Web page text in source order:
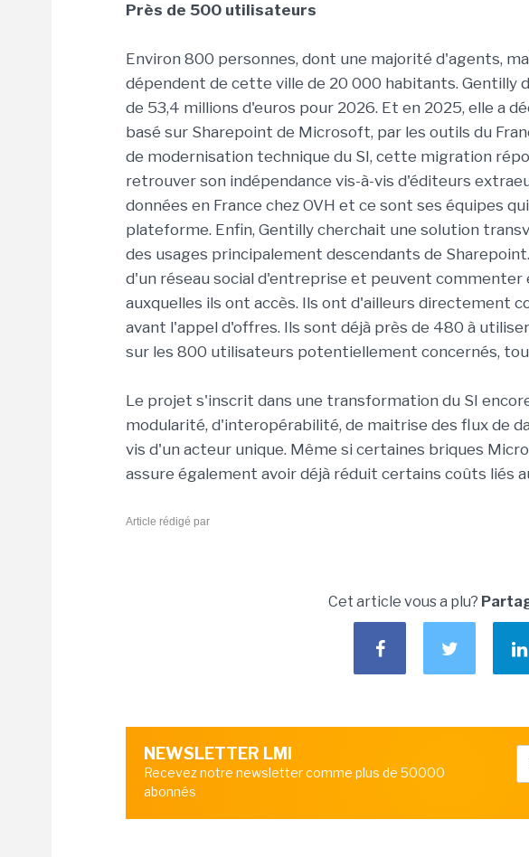
Près de 500 utilisateurs
Environ 800 personnes, dont une majorité d'agents,
dépendent de cette ville de 20 000 habitants. Gentilly
de 53,4 millions d'euros pour 2026. Et en 2025, elle a
basé sur Sharepoint de Microsoft, par les outils du
de modernisation technique du SI, cette migration
retrouver son indépendance vis-à-vis d'éditeurs
données en France chez OVH et ce sont ses équipes
plateforme. Enfin, Gentilly cherchait une solution
des usages principalement descendants de
d'un réseau social d'entreprise et peuvent
auxquelles ils ont accès. Ils ont d'ailleurs directement
avant l'appel d'offres. Ils sont déjà près de 480 à
sur les 800 utilisateurs potentiellement concernés,
Le projet s'inscrit dans une transformation du SI
modularité, d'interopérabilité, de maitrise des flux de
vis d'un acteur unique. Même si certaines briques
assure également avoir déjà réduit certains coûts liés
Article rédigé par
Cet article vous a plu?
NEWSLETTER LMI
Recevez notre newsletter comme plus de 50000
abonnés